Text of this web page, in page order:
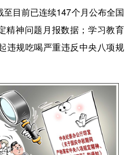
目前已连续147个月公布全国
精神问题月报数据；学习教育
违规吃喝严重违反中央八项规